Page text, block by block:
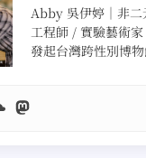
Abby 吳伊婷｜非二
工程師 / 實驗藝術
發起台灣跨性別博